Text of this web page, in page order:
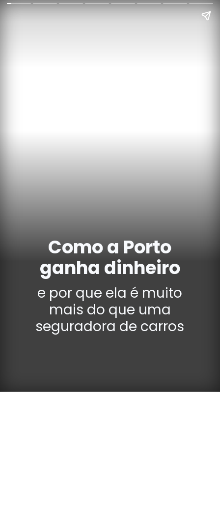
Como a Porto
ganha dinheiro
e por que ela é muito
mais do que uma
seguradora de carros